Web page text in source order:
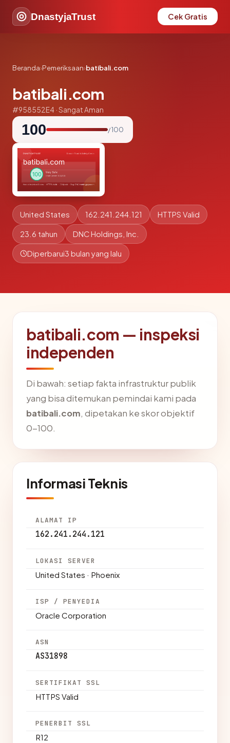
DnastyjaTrust Cek Gratis
Beranda›Pemeriksaan›batibali.com
batibali.com
#958552E4 · Sangat Aman
100 / 100
United States 162.241.244.121 HTTPS Valid
23.6 tahun DNC Holdings, Inc.
Diperbarui3 bulan yang lalu
batibali.com — inspeksi
independen
Di bawah: setiap fakta infrastruktur publik
yang bisa ditemukan pemindai kami pada
batibali.com, dipetakan ke skor objektif
0-100.
Informasi Teknis
ALAMAT IP
162.241.244.121
LOKASI SERVER
United States · Phoenix
ISP / PENYEDIA
Oracle Corporation
ASN
AS31898
SERTIFIKAT SSL
HTTPS Valid
PENERBIT SSL
R12